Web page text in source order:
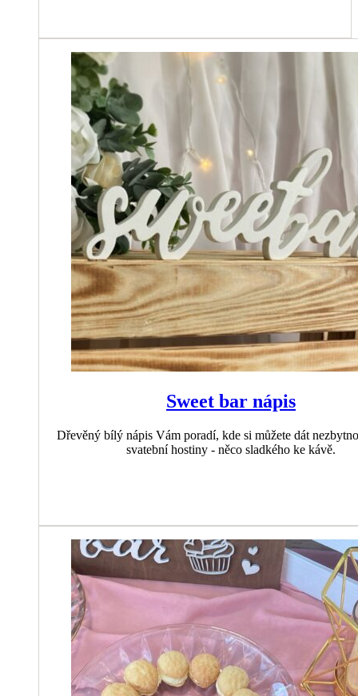
Sweet bar nápis
Dřevěný bílý nápis Vám poradí, kde si můžete dát
svatební hostiny - něco sladkého ke kávě.